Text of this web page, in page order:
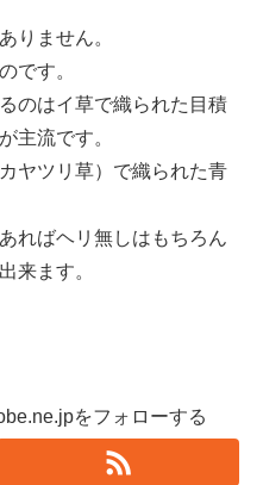
りません。
です。
のはイ草で織られた目積
主流です。
ヤツリ草）で織られた青
ればヘリ無しはもちろん
来ます。
をフォローする